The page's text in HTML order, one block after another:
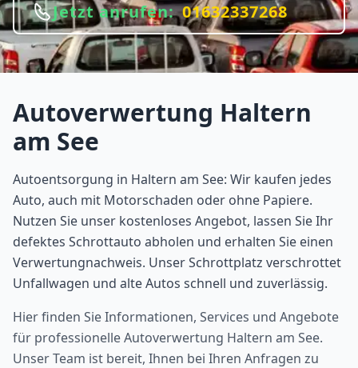
Jetzt anrufen: 01632337268
Autoverwertung Haltern
am See
Autoentsorgung in Haltern am See: Wir kaufen jedes
Auto, auch mit Motorschaden oder ohne Papiere.
Nutzen Sie unser kostenloses Angebot, lassen Sie Ihr
defektes Schrottauto abholen und erhalten Sie einen
Verwertungnachweis. Unser Schrottplatz verschrottet
Unfallwagen und alte Autos schnell und zuverlässig.
Hier finden Sie Informationen, Services und Angebote
für professionelle Autoverwertung Haltern am See.
Unser Team ist bereit, Ihnen bei Ihren Anfragen zu